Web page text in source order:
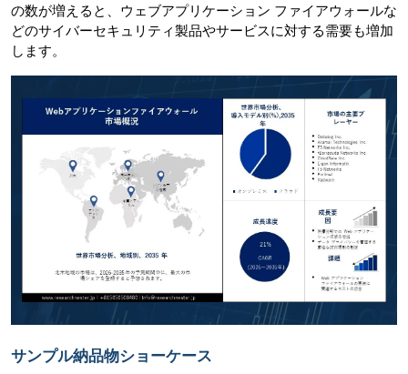
の数が増えると、ウェブアプリケーション ファイアウォールな
どのサイバーセキュリティ製品やサービスに対する需要も増加
します。
サンプル納品物ショーケース